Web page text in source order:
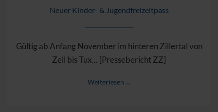
Neuer Kinder- & Jugendfreizeitpass
Gültig ab Anfang November im hinteren Zillertal von
Zell bis Tux... [Pressebericht ZZ]
Weiterlesen …